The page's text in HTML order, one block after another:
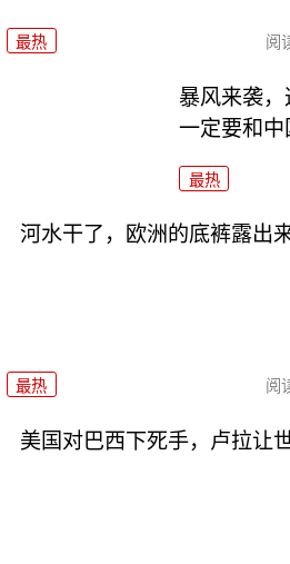
最热 阅
暴风来袭
一定要和中
最热
河水干了，欧洲的底裤露出
最热 阅
美国对巴西下死手，卢拉让